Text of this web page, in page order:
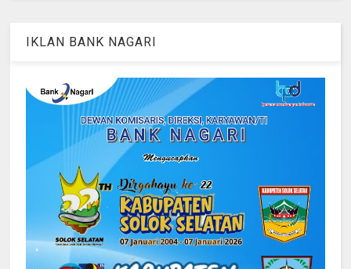
IKLAN BANK NAGARI